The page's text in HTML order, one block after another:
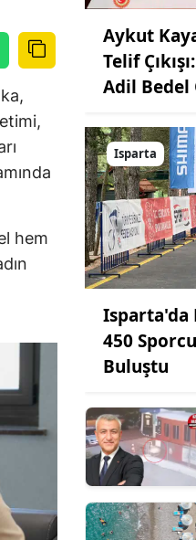
hem
Aykut
Telif
Adil Bedel
Isparta
Isparta'da
450
Buluştu